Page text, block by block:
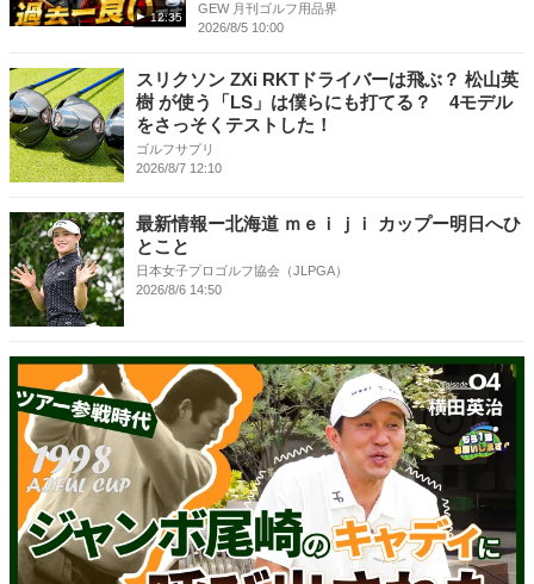
12:35
GEW 月刊ゴルフ用品界
2026/8/5 10:00
スリクソン ZXi RKTドライバーは飛ぶ？ 松山英
樹 が使う「LS」は僕らにも打てる？ 4モデル
をさっそくテストした！
ゴルフサプリ
2026/8/7 12:10
最新情報ー北海道 ｍｅｉｊｉ カップー明日へひ
とこと
日本女子プロゴルフ協会（JLPGA）
2026/8/6 14:50